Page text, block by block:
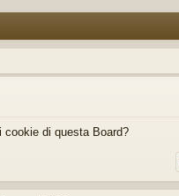
di questa Board?